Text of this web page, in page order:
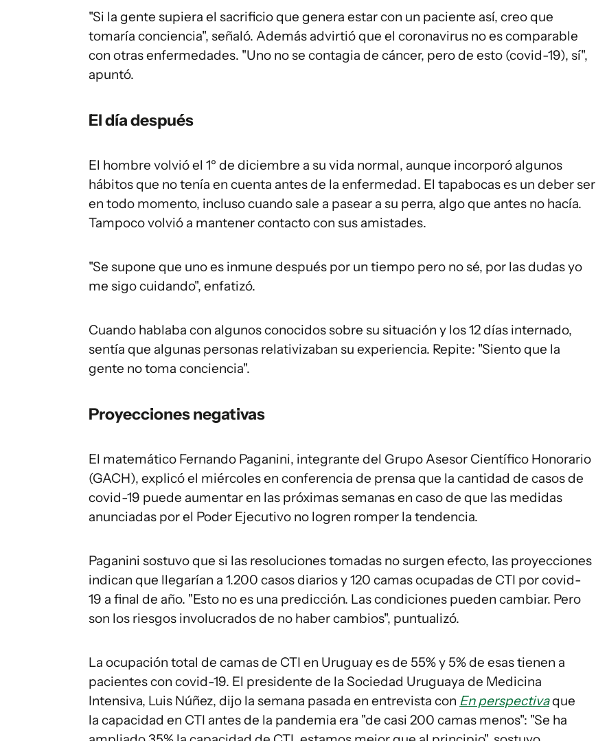
"Si la gente supiera el sacrificio que genera estar con un paciente así, creo que
tomaría conciencia", señaló. Además advirtió que el coronavirus no es comparable
con otras enfermedades. "Uno no se contagia de cáncer, pero de esto (covid-19), sí",
apuntó.
El día después
El hombre volvió el 1º de diciembre a su vida normal, aunque incorporó algunos
hábitos que no tenía en cuenta antes de la enfermedad. El tapabocas es un deber ser
en todo momento, incluso cuando sale a pasear a su perra, algo que antes no hacía.
Tampoco volvió a mantener contacto con sus amistades.
"Se supone que uno es inmune después por un tiempo pero no sé, por las dudas yo
me sigo cuidando", enfatizó.
Cuando hablaba con algunos conocidos sobre su situación y los 12 días internado,
sentía que algunas personas relativizaban su experiencia. Repite: "Siento que la
gente no toma conciencia".
Proyecciones negativas
El matemático Fernando Paganini, integrante del Grupo Asesor Científico Honorario
(GACH), explicó el miércoles en conferencia de prensa que la cantidad de casos de
covid-19 puede aumentar en las próximas semanas en caso de que las medidas
anunciadas por el Poder Ejecutivo no logren romper la tendencia.
Paganini sostuvo que si las resoluciones tomadas no surgen efecto, las proyecciones
indican que llegarían a 1.200 casos diarios y 120 camas ocupadas de CTI por covid-
19 a final de año. "Esto no es una predicción. Las condiciones pueden cambiar. Pero
son los riesgos involucrados de no haber cambios", puntualizó.
La ocupación total de camas de CTI en Uruguay es de 55% y 5% de esas tienen a
pacientes con covid-19. El presidente de la Sociedad Uruguaya de Medicina
Intensiva, Luis Núñez, dijo la semana pasada en entrevista con En perspectivaque
la capacidad en CTI antes de la pandemia era "de casi 200 camas menos": "Se ha